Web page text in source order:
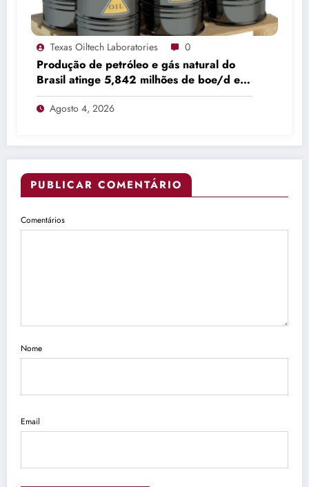
Texas Oiltech Laboratories 0
Produção de petróleo e gás natural do
Brasil atinge 5,842 milhões de boe/d em
junho
Agosto 4, 2026
PUBLICAR COMENTÁRIO
Comentários
Nome
Email